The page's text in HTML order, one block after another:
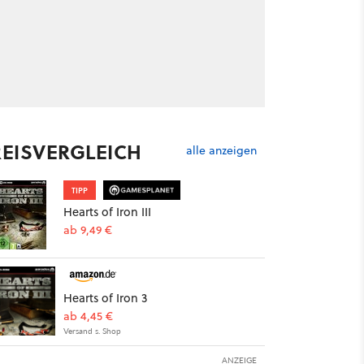
alle anzeigen
TIPP
Hearts of Iron III
ab 9,49 €
Hearts of Iron 3
ab 4,45 €
Versand s. Shop
ANZEIGE